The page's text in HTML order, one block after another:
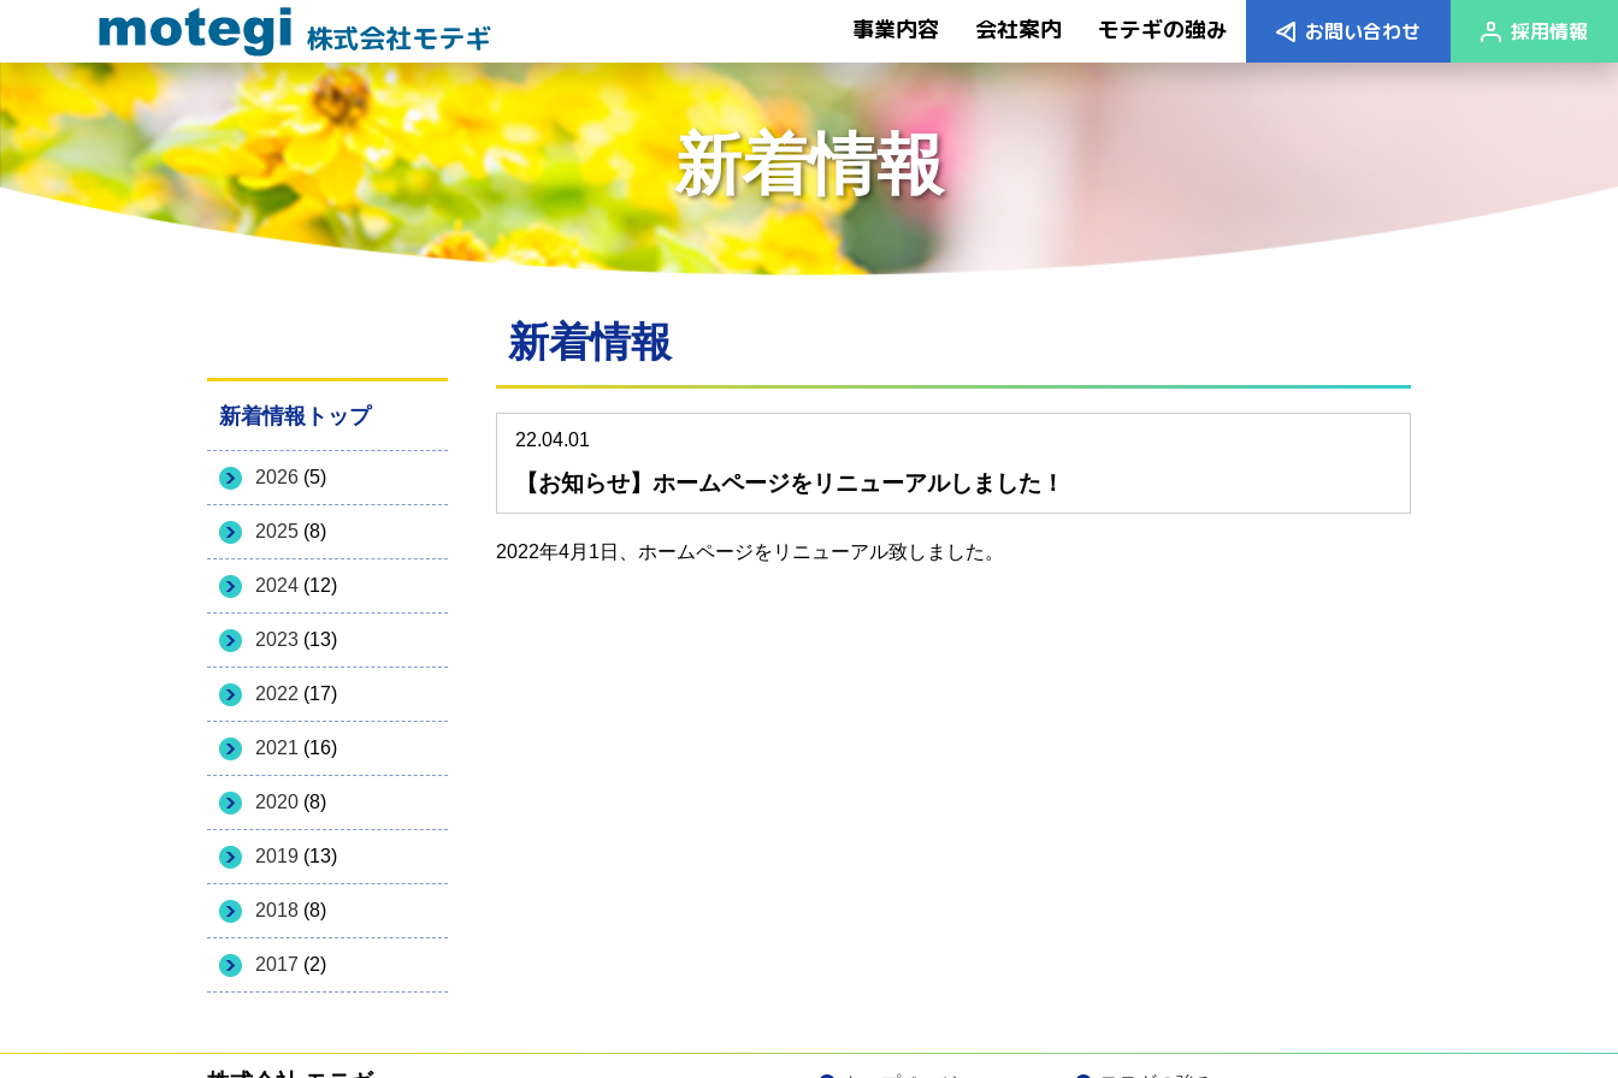
株式会社モテギ 事業内容 会社案内 モテギの強み お問い合わせ 採用情報
新着情報
新着情報
新着情報トップ
2026 (5)
2025 (8)
2024 (12)
2023 (13)
2022 (17)
2021 (16)
2020 (8)
2019 (13)
2018 (8)
2017 (2)
新着情報
22.04.01
【お知らせ】ホームページをリニューアルしました！
2022年4月1日、ホームページをリニューアル致しました。